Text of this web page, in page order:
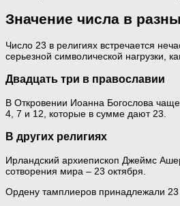
Значение числа в
Число 23 в религиях встречается
серьезной символической нагрузки,
Двадцать три в православии
В Откровении Иоанна Богослова чаще
4, 7 и 12, которые в сумме дают 23.
В других религиях
Ирландский архиепископ Джеймс
сотворения мира – 23 октября.
Ордену тамплиеров принадлежали 23